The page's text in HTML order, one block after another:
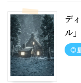
デ
ル
◎